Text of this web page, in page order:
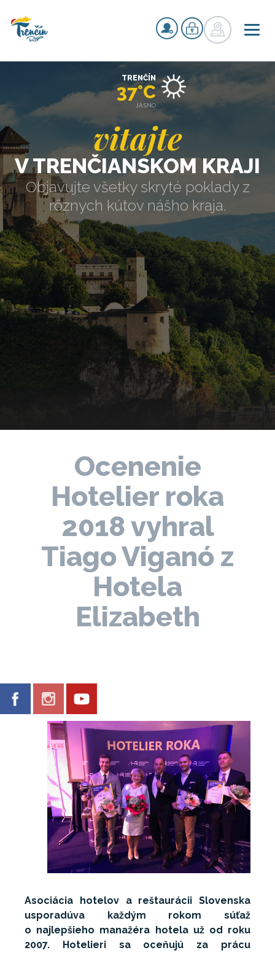
vitajte
V TRENČIANSKOM KRAJI
Objavujte všetky skryté poklady z
rôznych kútov nášho kraja.
TRENČÍN
37°C
JASNO
Ocenenie
Hotelier roka
2018 vyhral
Tiago Viganó z
Hotela
Elizabeth
Asociácia hotelov a reštaurácii Slovenska
usporadúva každým rokom súťaž
o najlepšieho manažéra hotela už od roku
2007. Hotelieri sa oceňujú za prácu